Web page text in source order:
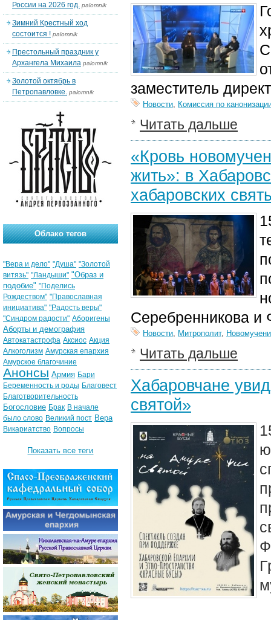
заместитель
Новости, Комиссия по
Читать дальше
«Кровь
жить»: в
хабаровских
Серебренникова и
Новости, Митрополит,
Читать дальше
Хабаровчане
святой»
России на 2026 год. palomnik
Зимний Крестный ход
состоится ! palomnik
Престольный праздник у
Архангела Михаила palomnik
Золотой октябрь в
Петропавловке. palomnik
Облако тегов
"Вера и дело" "Душа" "Золотой
витязь" "Ландыши" "Образ и
подобие" "Поделись
Рождеством" "Православная
инициатива" "Радость веры"
"Синдром радости" Аборигены
Аборты и демография
Автокатастрофа Аксиос Акция
Алкоголизм Амурская епархия
Амурское благочиние
Анонсы Армия Бари
Беременность и роды Благовест
Благотворительность
Богословие Брак В начале
было слово Великий пост Вера
Викариатство Вопросы
Показать все теги